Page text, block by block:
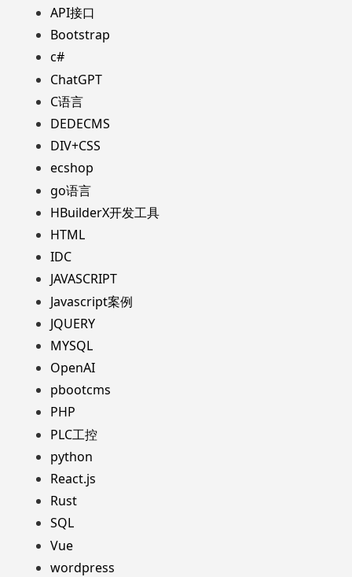
API接口
Bootstrap
c#
ChatGPT
C语言
DEDECMS
DIV+CSS
ecshop
go语言
HBuilderX开发工具
HTML
IDC
JAVASCRIPT
Javascript案例
JQUERY
MYSQL
OpenAI
pbootcms
PHP
PLC工控
python
React.js
Rust
SQL
Vue
wordpress